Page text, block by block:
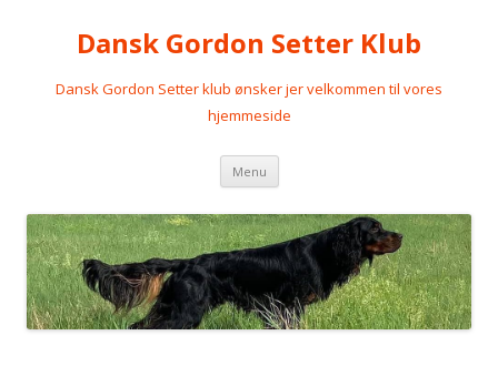
Dansk Gordon Setter Klub
Dansk Gordon Setter klub ønsker jer velkommen til vores
hjemmeside
Menu Videre
indhold